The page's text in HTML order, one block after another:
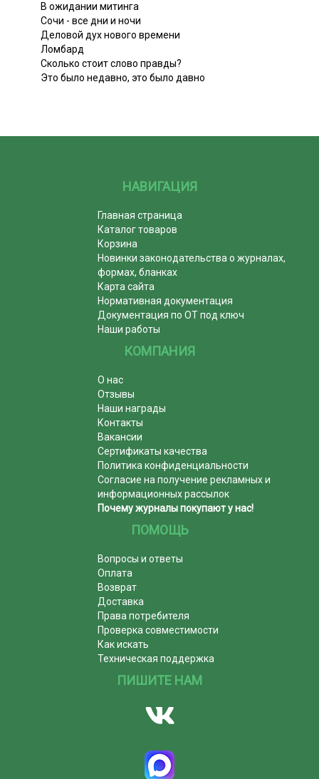
В ожидании митинга
Сочи - все дни и ночи
Деловой дух нового времени
Ломбард
Сколько стоит слово правды?
Это было недавно, это было давно
НАВИГАЦИЯ
Главная страница
Каталог товаров
Корзина
Новинки законодательства о журналах,
формах, бланках
Карта сайта
Нормативная документация
Документация по ОТ под ключ
Наши работы
КОМПАНИЯ
О нас
Отзывы
Наши награды
Контакты
Вакансии
Сертификаты качества
Политика конфиденциальности
Согласие на получение рекламных и
информационных рассылок
Почему журналы покупают у нас!
ПОМОЩЬ
Вопросы и ответы
Оплата
Возврат
Доставка
Права потребителя
Проверка совместимости
Как искать
Техническая поддержка
ПИШИТЕ НАМ